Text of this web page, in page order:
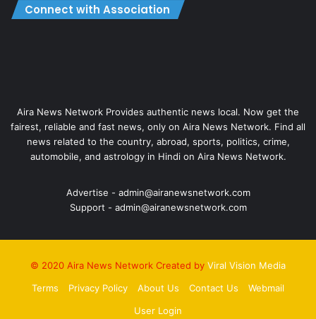
Connect with Association
Aira News Network Provides authentic news local. Now get the
fairest, reliable and fast news, only on Aira News Network. Find all
news related to the country, abroad, sports, politics, crime,
automobile, and astrology in Hindi on Aira News Network.
Advertise - admin@airanewsnetwork.com
Support - admin@airanewsnetwork.com
© 2020 Aira News Network Created by Viral Vision Media
Terms
Privacy Policy About Us Contact Us
Webmail
User Login